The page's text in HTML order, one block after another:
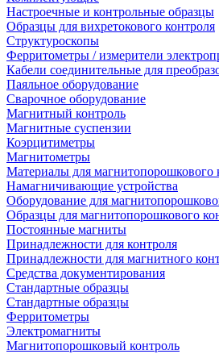
Настроечные и контрольные образцы
Образцы для вихретокового контроля
Структуроскопы
Ферритометры / измерители
Кабели соединительные для
Паяльное оборудование
Сварочное оборудование
Магнитный контроль
Магнитные суспензии
Коэрцитиметры
Магнитометры
Материалы для магнитопорошкового
Намагничивающие устройства
Оборудование для
Образцы для магнитопорошкового
Постоянные магниты
Принадлежности для контроля
Принадлежности для магнитного
Средства документирования
Стандартные образцы
Стандартные образцы
Ферритометры
Электромагниты
Магнитопорошковый контроль